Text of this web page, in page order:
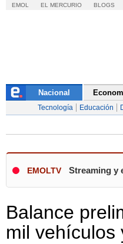
EMOL EL MERCURIO BLOGS
Nacional
Tecnología Educación
EMOLTV Streaming y
Balance
mil vehículos